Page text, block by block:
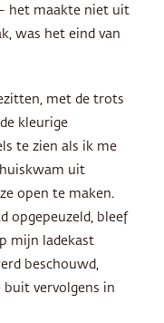
het maakte niet uit
was het eind van
met de trots
kleurige
te zien als ik me
uit
open te maken.
opgepeuzeld, bleef
mijn ladekast
beschouwd,
buit vervolgens in